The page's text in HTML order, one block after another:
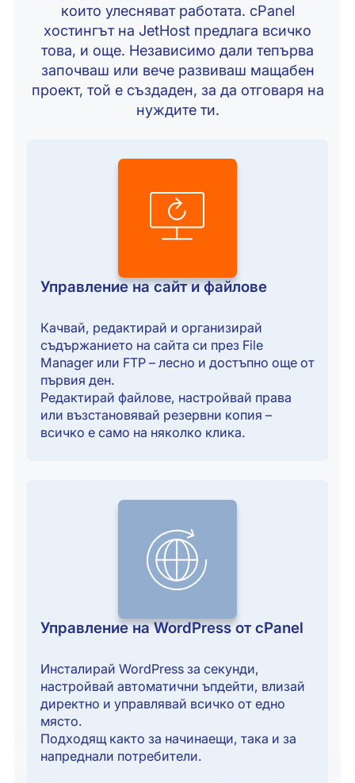
които улесняват работата. cPanel
хостингът на JetHost предлага всичко
това, и още. Независимо дали тепърва
започваш или вече развиваш мащабен
проект, той е създаден, за да отговаря на
нуждите ти.
Управление на сайт и файлове
Качвай, редактирай и организирай
съдържанието на сайта си през File
Manager или FTP – лесно и достъпно още от
първия ден.
Редактирай файлове, настройвай права
или възстановявай резервни копия –
всичко е само на няколко клика.
Управление на WordPress от cPanel
Инсталирай WordPress за секунди,
настройвай автоматични ъпдейти, влизай
директно и управлявай всичко от едно
място.
Подходящ както за начинаещи, така и за
напреднали потребители.